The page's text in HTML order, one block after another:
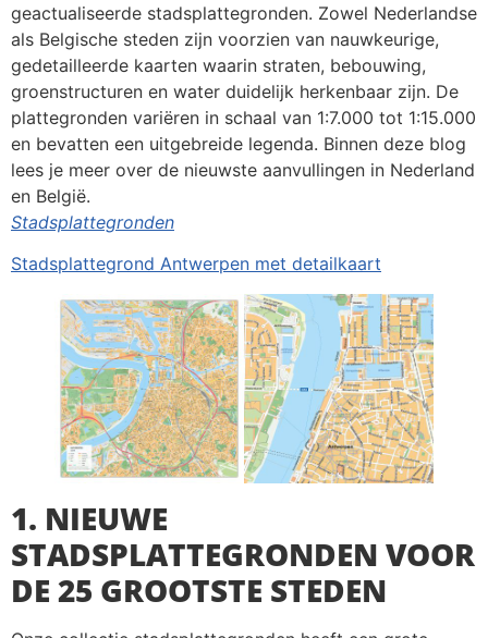
geactualiseerde stadsplattegronden. Zowel Nederlandse
als Belgische steden zijn voorzien van nauwkeurige,
gedetailleerde kaarten waarin straten, bebouwing,
groenstructuren en water duidelijk herkenbaar zijn. De
plattegronden variëren in schaal van 1:7.000 tot 1:15.000
en bevatten een uitgebreide legenda. Binnen deze blog
lees je meer over de nieuwste aanvullingen in Nederland
en België.
Stadsplattegronden
Stadsplattegrond Antwerpen met detailkaart
1. NIEUWE
STADSPLATTEGRONDEN VOOR
DE 25 GROOTSTE STEDEN